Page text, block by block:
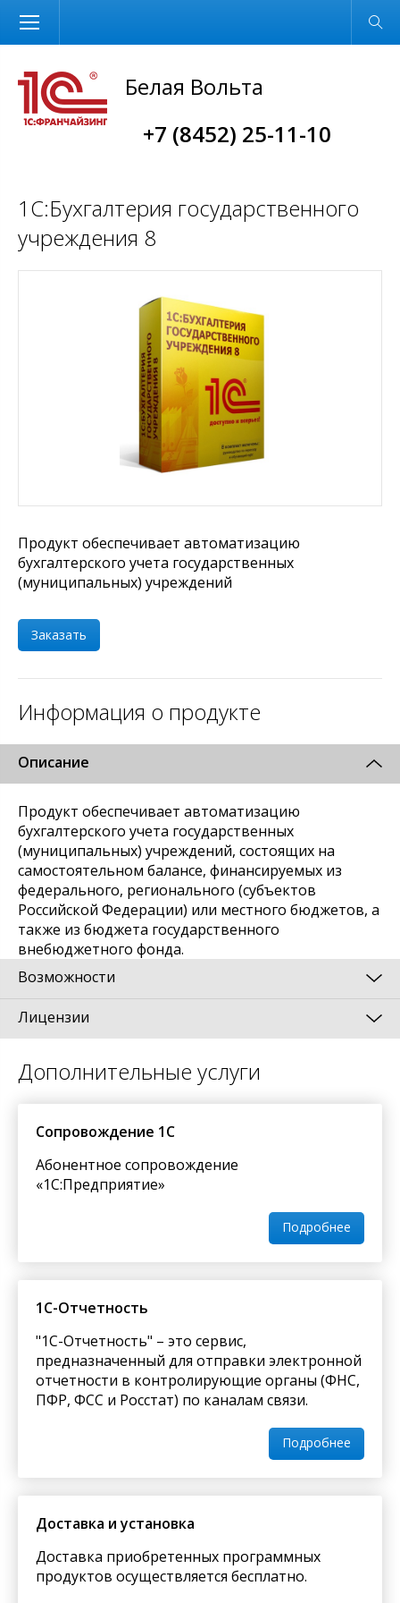
Размер шрифта Обычная версия
Белая Вольта
+7 (8452) 25-11-10
1С:Бухгалтерия государственного
учреждения 8
Продукт обеспечивает автоматизацию
бухгалтерского учета государственных
(муниципальных) учреждений
Заказать
Информация о продукте
Описание
Продукт обеспечивает автоматизацию
бухгалтерского учета государственных
(муниципальных) учреждений, состоящих на
самостоятельном балансе, финансируемых из
федерального, регионального (субъектов
Российской Федерации) или местного бюджетов, а
также из бюджета государственного
внебюджетного фонда.
Возможности
Программный продукт «1С:Бухгалтерия
технологическую платформу «1С:Предприятие 8.2»
и прикладное решение (конфигурацию)
«Бухгалтерия государственного учреждения».
«1С:Бухгалтерия государственного учреждения 8»
обеспечивает автоматизацию бухгалтерского
учета государственных (муниципальных)
учреждений, состоящих на самостоятельном
балансе, финансируемых из федерального,
регионального (субъектов Российской Федерации)
государственного внебюджетного фонда.
Лицензии
Клиентские лицензии (дополнительные
многопользовательские лицензии) в
«1С:Предприятии 8» предоставляют пользователю
право работать с произвольным числом основных
поставок, поэтому для использования новых
прикладных решений на тех же рабочих местах
требуется приобрести лишь основную поставку,
обеспечивается независимая масштабируемость
по функционалу прикладных решений и по
клиентским рабочим местам.
Клиентская лицензия
Программная
1 рабочее место
20 рабочих мест
Дополнительные услуги
Сопровождение 1С
Абонентное сопровождение
«1С:Предприятие»
Подробнее
1C-Отчетность
"1С-Отчетность" – это сервис,
предназначенный для отправки электронной
отчетности в контролирующие органы (ФНС,
ПФР, ФСС и Росстат) по каналам связи.
Подробнее
Доставка и установка
Доставка приобретенных программных
продуктов осуществляется бесплатно.